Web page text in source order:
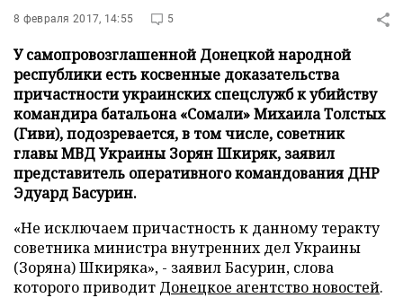
8 февраля 2017, 14:55 5
У самопровозглашенной Донецкой народной
республики есть косвенные доказательства
причастности украинских спецслужб к убийству
командира батальона «Сомали» Михаила Толстых
(Гиви), подозревается, в том числе, советник
главы МВД Украины Зорян Шкиряк, заявил
представитель оперативного командования ДНР
Эдуард Басурин.
«Не исключаем причастность к данному теракту
советника министра внутренних дел Украины
(Зоряна) Шкиряка», - заявил Басурин, слова
которого приводит Донецкое агентство новостей.